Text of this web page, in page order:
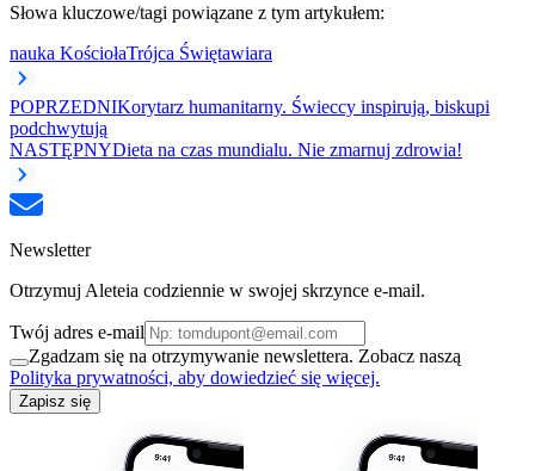
Słowa kluczowe/tagi powiązane z tym artykułem:
nauka KościołaTrójca Świętawiara
POPRZEDNIKorytarz humanitarny. Świeccy inspirują, biskupi
podchwytują
NASTĘPNYDieta na czas mundialu. Nie zmarnuj zdrowia!
Newsletter
Otrzymuj Aleteia codziennie w swojej skrzynce e-mail.
Twój adres e-mail
Zgadzam się na otrzymywanie newslettera. Zobacz naszą
Polityka prywatności, aby dowiedzieć się więcej.
Zapisz się